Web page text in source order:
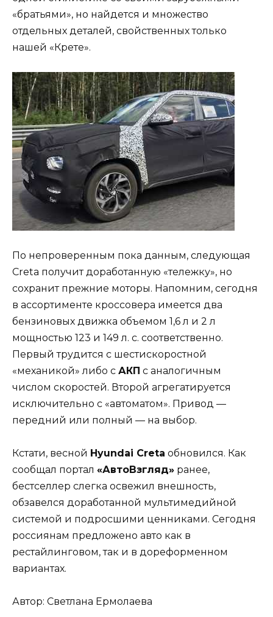
«братьями», но найдется и множество
отдельных деталей, свойственных только
нашей «Крете».
По непроверенным пока данным, следующая
Creta получит доработанную «тележку», но
сохранит прежние моторы. Напомним, сегодня
в ассортименте кроссовера имеется два
бензиновых движка объемом 1,6 л и 2 л
мощностью 123 и 149 л. с. соответственно.
Первый трудится с шестискоростной
«механикой» либо с АКП с аналогичным
числом скоростей. Второй агрегатируется
исключительно с «автоматом». Привод —
передний или полный — на выбор.
Кстати, весной Hyundai Creta обновился. Как
сообщал портал «АвтоВзгляд» ранее,
бестселлер слегка освежил внешность,
обзавелся доработанной мультимедийной
системой и подросшими ценниками. Сегодня
россиянам предложено авто как в
рестайлинговом, так и в дореформенном
вариантах.
Автор: Светлана Ермолаева